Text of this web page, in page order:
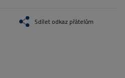
Sdílet odkaz přátelům